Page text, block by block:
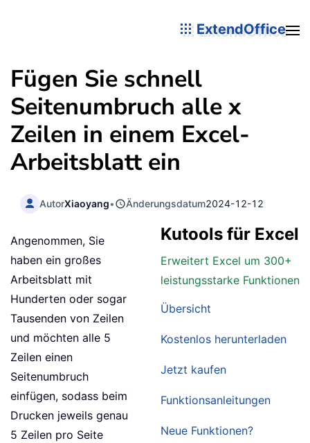
ExtendOffice
Fügen Sie schnell
Seitenumbruch alle x
Zeilen in einem Excel-
Arbeitsblatt ein
AutorXiaoyang• Änderungsdatum2024-12-12
Kutools für Excel
Erweitert Excel um 300+
leistungsstarke Funktionen
Übersicht
Kostenlos herunterladen
Jetzt kaufen
Funktionsanleitungen
Neue Funktionen?
Angenommen, Sie
haben ein großes
Arbeitsblatt mit
Hunderten oder sogar
Tausenden von Zeilen
und möchten alle 5
Zeilen einen
Seitenumbruch
einfügen, sodass beim
Drucken jeweils genau
5 Zeilen pro Seite